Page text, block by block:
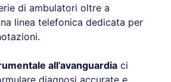
di ambulatori oltre a
linea telefonica dedicata per
all’avanguardia ci
diagnosi accurate e